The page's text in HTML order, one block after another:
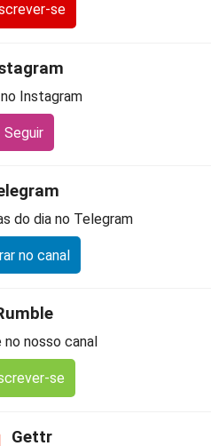
se
Instagram
Seguir
do dia no Telegram
no canal
no nosso canal
se
Gettr